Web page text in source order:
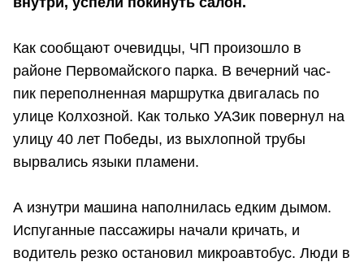
Как сообщают очевидцы, ЧП произошло в
районе Первомайского парка. В вечерний час-
пик переполненная маршрутка двигалась по
улице Колхозной. Как только УАЗик повернул на
улицу 40 лет Победы, из выхлопной трубы
вырвались языки пламени.
А изнутри машина наполнилась едким дымом.
Испуганные пассажиры начали кричать, и
водитель резко остановил микроавтобус. Люди в